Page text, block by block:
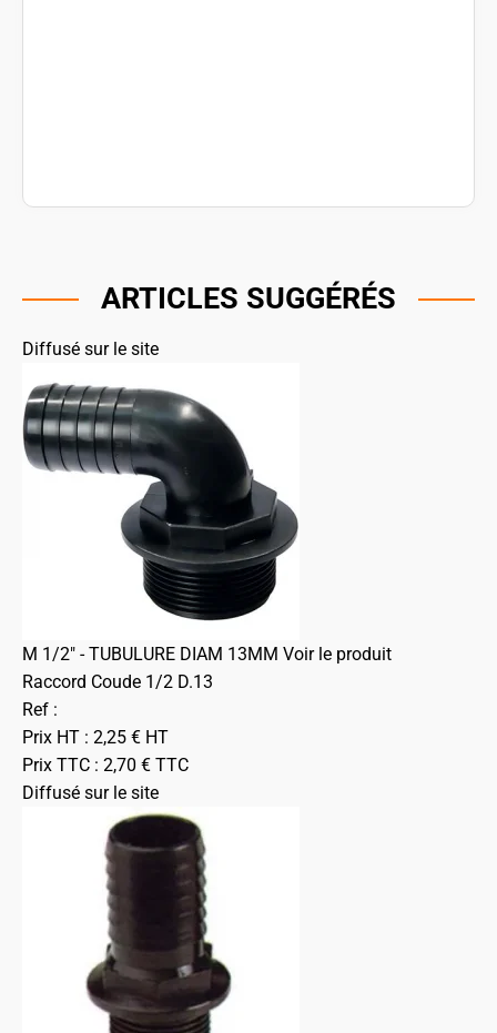
ARTICLES SUGGÉRÉS
Diffusé sur le site
M 1/2" - TUBULURE DIAM 13MM Voir le produit
Raccord Coude 1/2 D.13
Ref :
Prix HT : 2,25 € HT
Prix TTC : 2,70 € TTC
Diffusé sur le site